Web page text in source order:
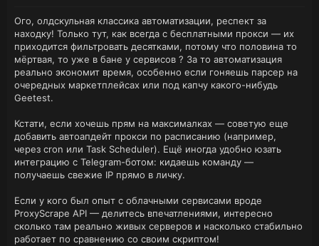
Ого, олдскульная классика автоматизации, респект за
находку! Только тут, как всегда с бесплатными прокси — их
приходится фильтровать десятками, потому что половина то
мёртвая, то уже в бане у сервисов ? За то автоматизация
реально экономит время, особенно если гоняешь парсер на
очередных маркетплейсах или под капчу какого-нибудь
Geetest.
Кстати, если хочешь прям на максималках — советую еще
добавить автоапдейт прокси по расписанию (например,
через cron или Task Scheduler). Ещё иногда удобно юзать
интеграцию с Telegram-ботом: кидаешь команду —
получаешь свежие IP прямо в личку.
Если у кого был опыт с облачными сервисами вроде
ProxyScrape API — делитесь впечатлениями, интересно
сколько там реально живых серверов и насколько стабильно
работает по сравнению со своим скриптом!